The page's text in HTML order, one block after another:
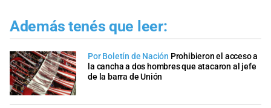
Además tenés que leer:
Por Boletín de Nación Prohibieron el acceso a
la cancha a dos hombres que atacaron al jefe
de la barra de Unión